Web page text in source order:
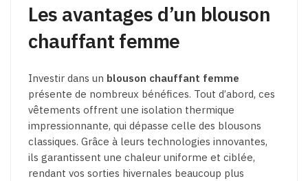
Les avantages d’un blouson
chauffant femme
Investir dans un blouson chauffant femme
présente de nombreux bénéfices. Tout d’abord, ces
vêtements offrent une isolation thermique
impressionnante, qui dépasse celle des blousons
classiques. Grâce à leurs technologies innovantes,
ils garantissent une chaleur uniforme et ciblée,
rendant vos sorties hivernales beaucoup plus